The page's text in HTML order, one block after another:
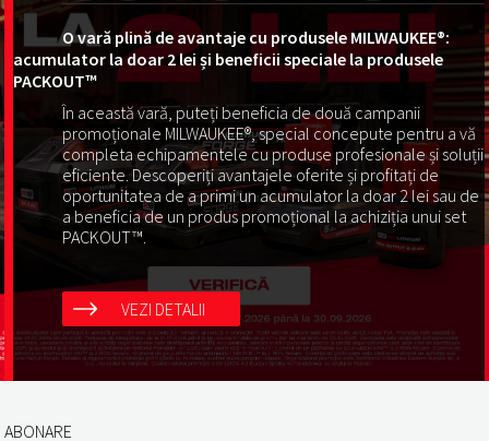
O vară plină de avantaje cu produsele MILWAUKEE®:
acumulator la doar 2 lei și beneficii speciale la produsele
PACKOUT™
În această vară, puteți beneficia de două campanii
promoționale MILWAUKEE®, special concepute pentru a vă
completa echipamentele cu produse profesionale și soluții
eficiente. Descoperiți avantajele oferite și profitați de
oportunitatea de a primi un acumulator la doar 2 lei sau de
a beneficia de un produs promoțional la achiziția unui set
PACKOUT™.
VEZI DETALII
ABONARE